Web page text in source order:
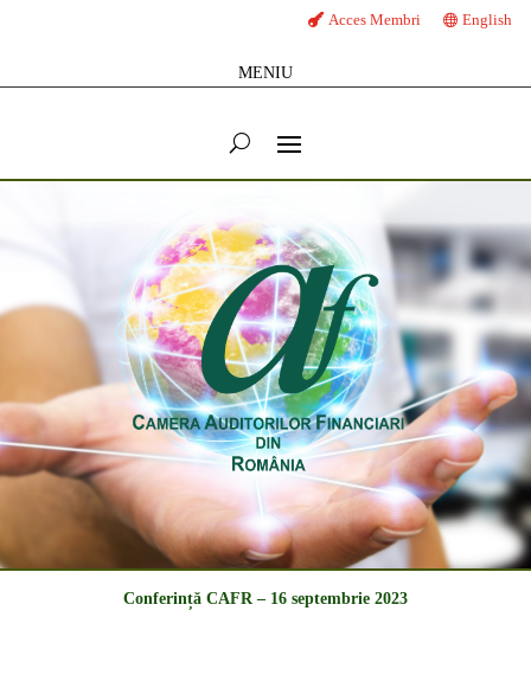
Acces Membri English
MENIU
Conferință CAFR – 16 septembrie 2023